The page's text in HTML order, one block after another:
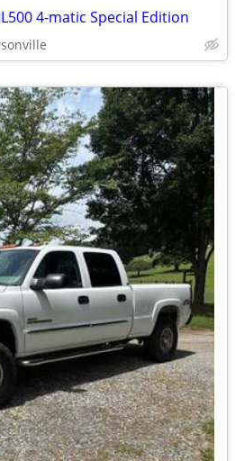
4-matic Special Edition